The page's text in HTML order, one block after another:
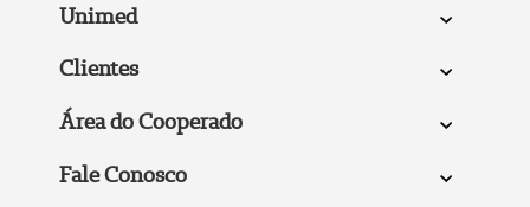
Unimed
Clientes
Área do Cooperado
Fale Conosco